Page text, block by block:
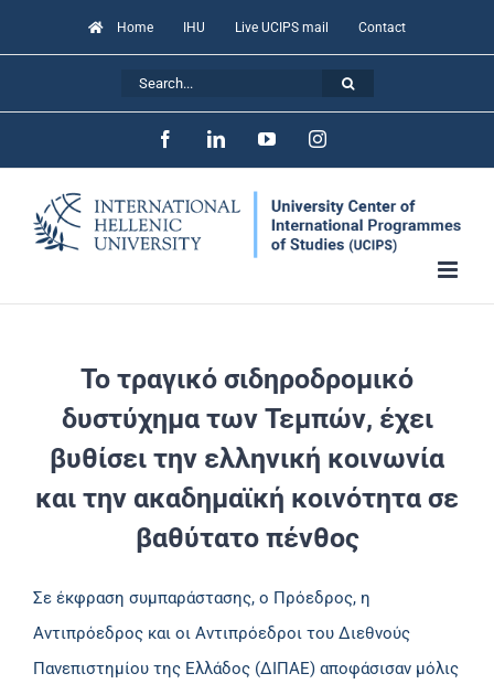
to
Home IHU Live UCIPS mail Contact
FacebookLinkedInYouTubeInstagram
Το τραγικό σιδηροδρομικό
δυστύχημα των Τεμπών, έχει
βυθίσει την ελληνική κοινωνία
και την ακαδημαϊκή κοινότητα σε
βαθύτατο πένθος
Σε έκφραση συμπαράστασης, ο Πρόεδρος, η
Αντιπρόεδρος και οι Αντιπρόεδροι του Διεθνούς
Πανεπιστημίου της Ελλάδος (ΔΙΠΑΕ) αποφάσισαν μόλις